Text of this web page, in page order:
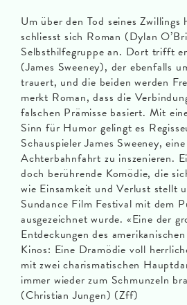
Um über den Tod seines Zwillings
schliesst sich Roman (Dylan
Selbsthilfegruppe an. Dort trifft
(James Sweeney), der ebenfalls
trauert, und die beiden werden
merkt Roman, dass die
falschen Prämisse basiert. Mit
Sinn für Humor gelingt es
Schauspieler James Sweeney,
Achterbahnfahrt zu inszenieren.
doch berührende Komödie, die
wie Einsamkeit und Verlust stellt
Sundance Film Festival mit dem
ausgezeichnet wurde. «Eine der
Entdeckungen des
Kinos: Eine Dramödie voll
mit zwei charismatischen
immer wieder zum Schmunzeln
(Christian Jungen) (Zff)